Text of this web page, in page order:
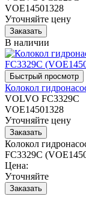
VOE14501328
Уточняйте цену
В наличии
Колокол
VOLVO FC3329C
VOE14501328
Уточняйте цену
Колокол
FC3329C
Цена:
Уточняйте